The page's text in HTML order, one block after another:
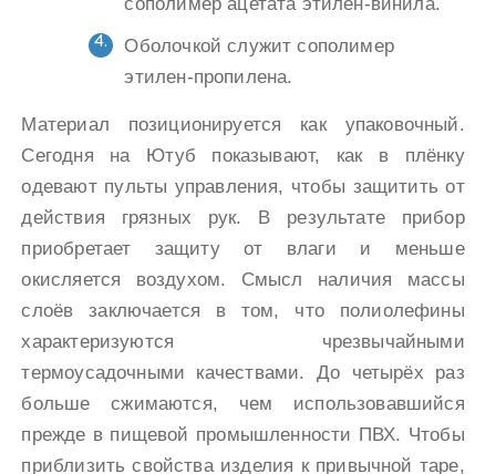
Оболочкой служит сополимер
этилен-пропилена.
Материал позиционируется как упаковочный.
Сегодня на Ютуб показывают, как в плёнку
одевают пульты управления, чтобы защитить от
действия грязных рук. В результате прибор
приобретает защиту от влаги и меньше
окисляется воздухом. Смысл наличия массы
слоёв заключается в том, что полиолефины
характеризуются чрезвычайными
термоусадочными качествами. До четырёх раз
больше сжимаются, чем использовавшийся
прежде в пищевой промышленности ПВХ. Чтобы
приблизить свойства изделия к привычной таре,